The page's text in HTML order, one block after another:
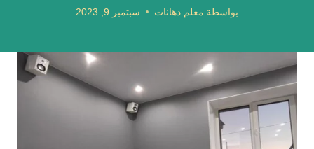
بواسطة معلم دهانات سبتمبر 9, 2023